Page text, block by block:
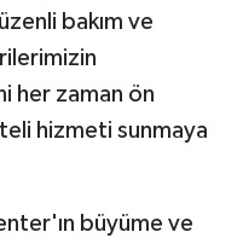
bakım ve
her zaman ön
hizmeti sunmaya
büyüme ve